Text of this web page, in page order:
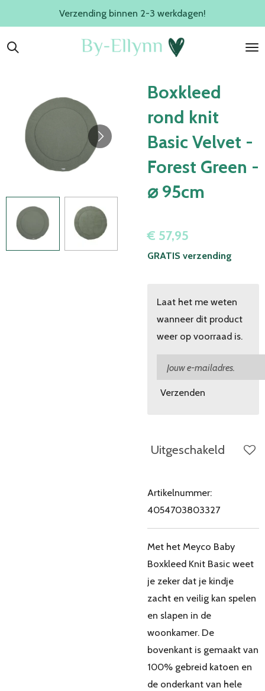
naar
Verzending binnen 2-3 werkdagen!
Boxkleed
rond knit
Basic Velvet -
Forest Green -
⌀ 95cm
€ 57,95
GRATIS verzending
Laat het me weten
wanneer dit product
weer op voorraad is.
Verzenden
Uitgeschakeld
Artikelnummer:
4054703803327
Met het Meyco Baby
Boxkleed Knit Basic weet
je zeker dat je kindje
zacht en veilig kan spelen
en slapen in de
woonkamer. De
bovenkant is gemaakt van
100% gebreid katoen en
de onderkant van hele